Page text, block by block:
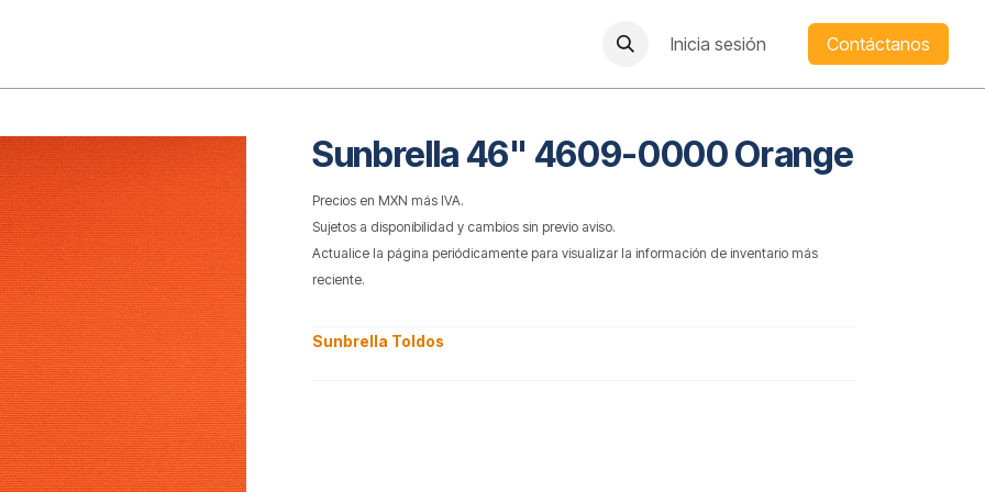
Inicia sesión Contáctanos
Sunbrella 46" 4609-0000 Orange
Precios en MXN más IVA.
Sujetos a disponibilidad y cambios sin previo aviso.
Actualice la página periódicamente para visualizar la información de inventario más
reciente.
Sunbrella Toldos